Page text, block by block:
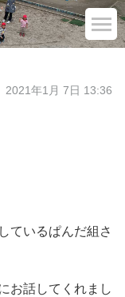
2021年1月 7日 13:36
ているぱんだ組さ
お話してくれまし